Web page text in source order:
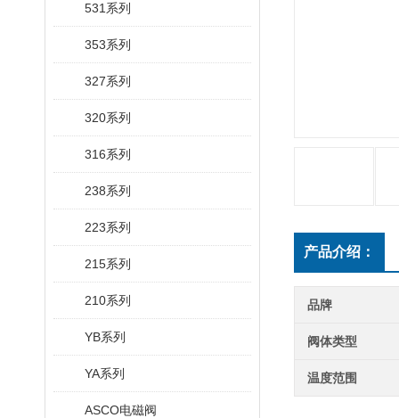
531系列
353系列
327系列
320系列
316系列
238系列
223系列
215系列
210系列
YB系列
YA系列
ASCO电磁阀
产品介绍：
品牌
阀体类型
温度范围